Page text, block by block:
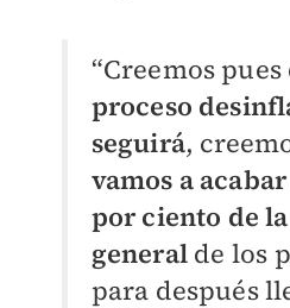
“Creemos
proceso
seguirá,
vamos a
por ciento de
generalde los
para después